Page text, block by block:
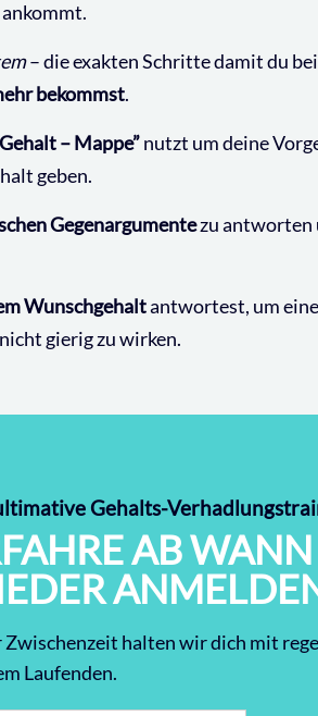
– die exakten Schritte damit du
bekommst.
– Mappe”nutzt um deine
geben.
Gegenargumentezu antworten
Wunschgehaltantwortest, um
gierig zu wirken.
Gehalts-
AB
Zwischenzeit halten wir dich mit
Laufenden.